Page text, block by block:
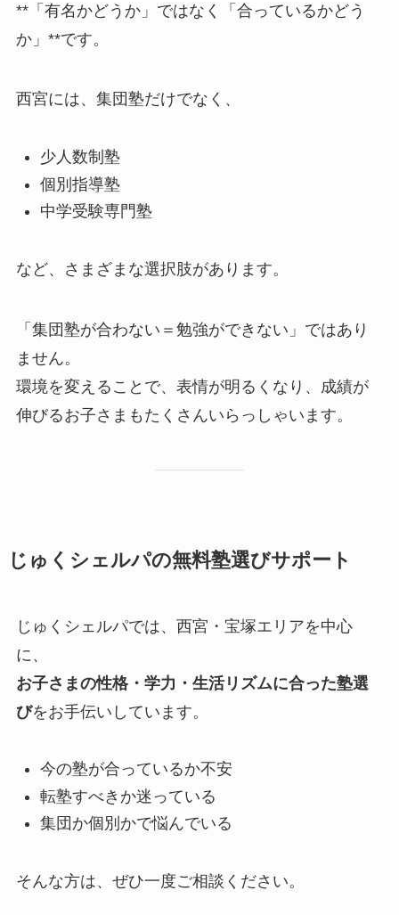
**「有名かどうか」ではなく「合っているかどう
か」**です。
西宮には、集団塾だけでなく、
少人数制塾
個別指導塾
中学受験専門塾
など、さまざまな選択肢があります。
「集団塾が合わない＝勉強ができない」ではあり
ません。
環境を変えることで、表情が明るくなり、成績が
伸びるお子さまもたくさんいらっしゃいます。
じゅくシェルパの無料塾選びサポート
じゅくシェルパでは、西宮・宝塚エリアを中心
に、
お子さまの性格・学力・生活リズムに合った塾選
びをお手伝いしています。
今の塾が合っているか不安
転塾すべきか迷っている
集団か個別かで悩んでいる
そんな方は、ぜひ一度ご相談ください。